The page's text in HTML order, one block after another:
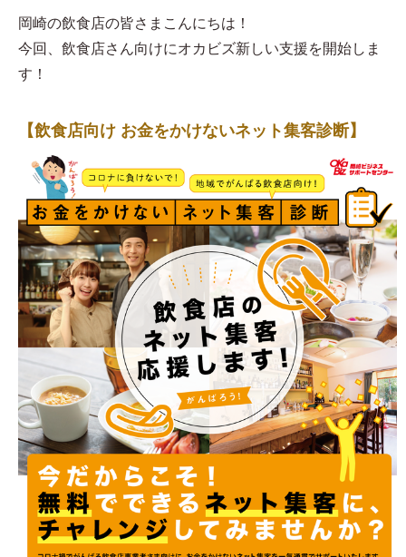
岡崎の飲食店の皆さまこんにちは！
今回、飲食店さん向けにオカビズ新しい支援を開始しま
す！
【飲食店向け お金をかけないネット集客診断】